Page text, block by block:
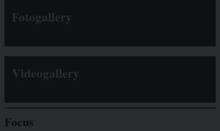
Fotogallery
Videogallery
Focus